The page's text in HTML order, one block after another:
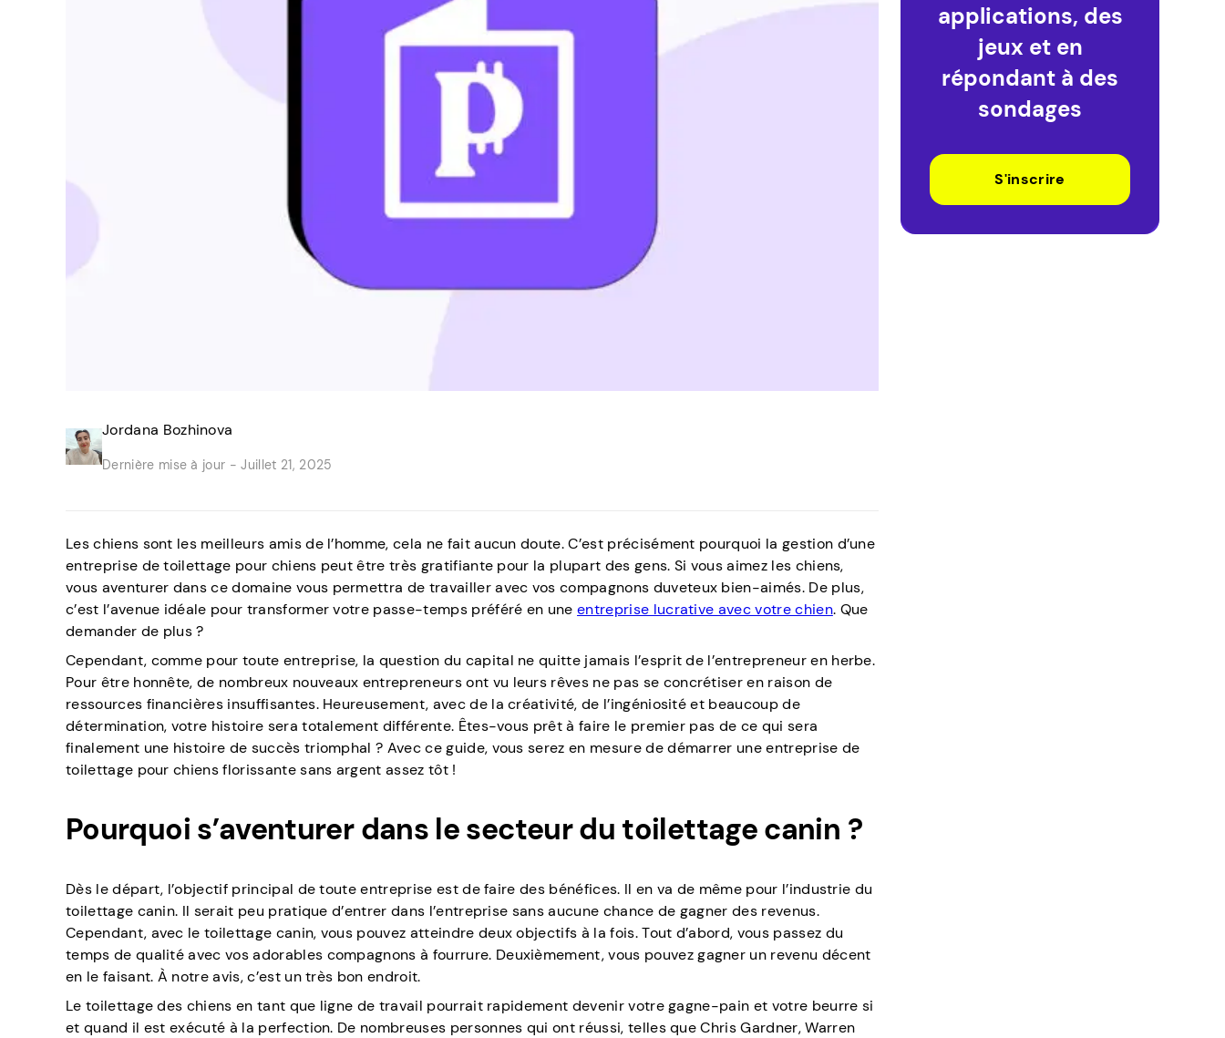
Jordana Bozhinova
Dernière mise à jour - Juillet 21, 2025
Les chiens sont les meilleurs amis de l’homme, cela ne fait aucun doute. C’est précisément pourquoi la gestion d’une
entreprise de toilettage pour chiens peut être très gratifiante pour la plupart des gens. Si vous aimez les chiens,
vous aventurer dans ce domaine vous permettra de travailler avec vos compagnons duveteux bien-aimés. De plus,
c’est l’avenue idéale pour transformer votre passe-temps préféré en uneentreprise lucrative avec votre chien. Que
demander de plus ?
Cependant, comme pour toute entreprise, la question du capital ne quitte jamais l’esprit de l’entrepreneur en herbe.
Pour être honnête, de nombreux nouveaux entrepreneurs ont vu leurs rêves ne pas se concrétiser en raison de
ressources financières insuffisantes. Heureusement, avec de la créativité, de l’ingéniosité et beaucoup de
détermination, votre histoire sera totalement différente. Êtes-vous prêt à faire le premier pas de ce qui sera
finalement une histoire de succès triomphal ? Avec ce guide, vous serez en mesure de démarrer une entreprise de
toilettage pour chiens florissante sans argent assez tôt !
Pourquoi s’aventurer dans le secteur du toilettage canin ?
Dès le départ, l’objectif principal de toute entreprise est de faire des bénéfices. Il en va de même pour l’industrie du
toilettage canin. Il serait peu pratique d’entrer dans l’entreprise sans aucune chance de gagner des revenus.
Cependant, avec le toilettage canin, vous pouvez atteindre deux objectifs à la fois. Tout d’abord, vous passez du
temps de qualité avec vos adorables compagnons à fourrure. Deuxièmement, vous pouvez gagner un revenu décent
en le faisant. À notre avis, c’est un très bon endroit.
Le toilettage des chiens en tant que ligne de travail pourrait rapidement devenir votre gagne-pain et votre beurre si
et quand il est exécuté à la perfection. De nombreuses personnes qui ont réussi, telles que Chris Gardner, Warren
applications, des
jeux et en
répondant à des
sondages
S'inscrire